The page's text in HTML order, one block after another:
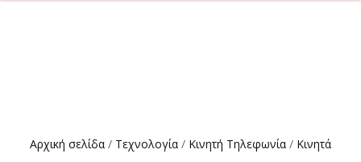
Αρχική σελίδα / Τεχνολογία / Κινητή Τηλεφωνία / Κινητά